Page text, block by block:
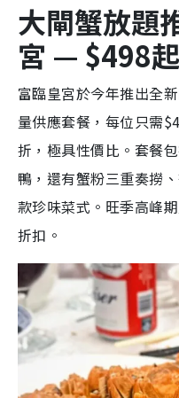
大閘蟹放題
宮 — $498
富臨皇宮於今年推出全
量供應套餐，每位只需
折，極具性價比。套餐
鴨，還有蟹粉三重奏撈
款珍味菜式。旺季高峰
折扣。